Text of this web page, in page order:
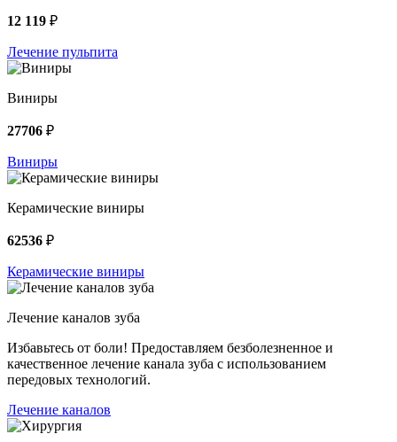
12 119 ₽
Лечение пульпита
Виниры
27706 ₽
Виниры
Керамические виниры
62536 ₽
Керамические виниры
Лечение каналов зуба
Избавьтесь от боли! Предоставляем безболезненное и
качественное лечение канала зуба с использованием
передовых технологий.
Лечение каналов